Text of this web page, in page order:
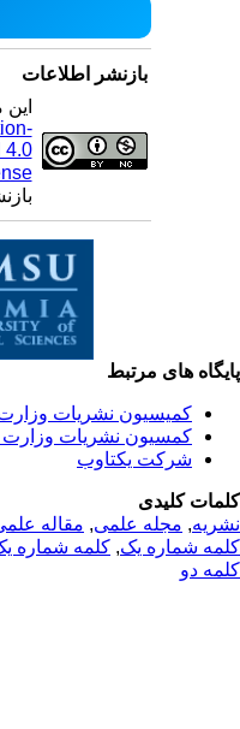
بازنشر اطلاعات
این
4.0
های مرتبط
کمیسیون نشریات وزارت
کمسیون نشریات وزارت
شرکت یکتاوب
کلیدی
,مجله علمی, مقاله علمی,
شماره یک,کلمه شماره یک
دو